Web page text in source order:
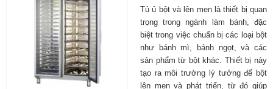
Tủ ủ bột và lên men là thiết bị quan
trọng trong ngành làm bánh, đặc
biệt trong việc chuẩn bị các loại bột
như bánh mì, bánh ngọt, và các
sản phẩm từ bột khác. Thiết bị này
tạo ra môi trường lý tưởng để bột
lên men và phát triển, từ đó giúp